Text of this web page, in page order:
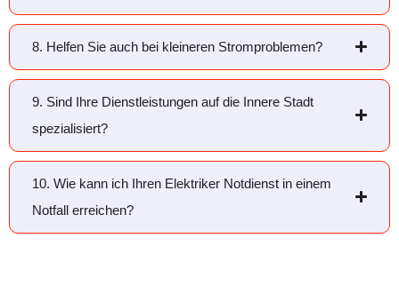
8. Helfen Sie auch bei kleineren Stromproblemen?
9. Sind Ihre Dienstleistungen auf die Innere Stadt
spezialisiert?
10. Wie kann ich Ihren Elektriker Notdienst in einem
Notfall erreichen?